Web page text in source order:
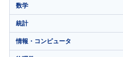
数学
統計
情報・コンピュータ